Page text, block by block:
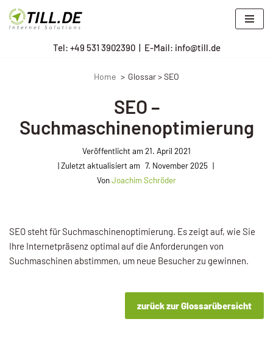
Zum
Tel: +49 531 3902390| E-Mail: info@till.de
Home Glossar > SEO
SEO –
Suchmaschinenoptimierung
Veröffentlicht am21. April 2021
7. November 2025
VonJoachim Schröder
SEO steht fürSuchmaschinenoptimierung. Es zeigt auf, wie Sie
Ihre Internetpräsenz optimal auf die Anforderungen von
Suchmaschinen abstimmen, um neue Besucher zu gewinnen.
zurück zur Glossarübersicht